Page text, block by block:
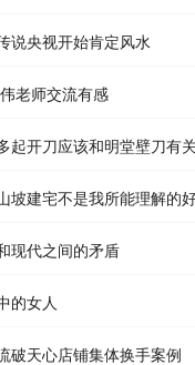
说央视开始肯定风水
老师交流有感
起开刀应该和明堂壁刀有
坡建宅不是我所能理解的
现代之间的矛盾
的女人
破天心店铺集体换手案例